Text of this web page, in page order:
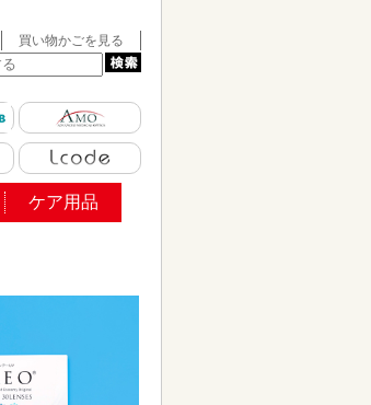
買い物かごを見る
ケア用品